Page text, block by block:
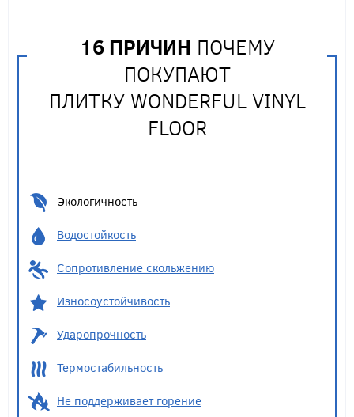
16 ПРИЧИН ПОЧЕМУ
ПОКУПАЮТ
ПЛИТКУ WONDERFUL VINYL
FLOOR
Экологичность
Водостойкость
Сопротивление скольжению
Износоустойчивость
Ударопрочность
Термостабильность
Не поддерживает горение